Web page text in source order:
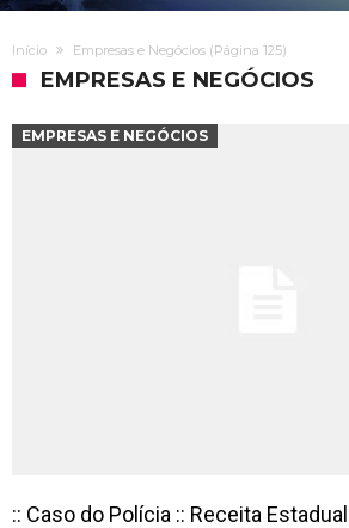
Início Empresas e Negócios (Página 125)
EMPRESAS E NEGÓCIOS
EMPRESAS E NEGÓCIOS
:: Caso do Polícia :: Receita